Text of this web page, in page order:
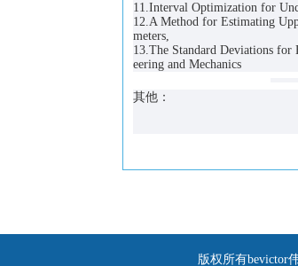
11.Interval Optimization for
12.A Method for Estimating
meters,
13.The Standard Deviations for
eering and Mechanics
其他：
版权所有bevictor